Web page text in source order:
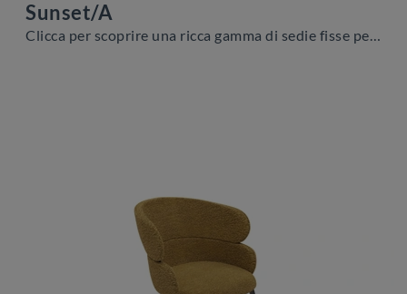
Sunset/A
Clicca per scoprire una ricca gamma di sedie fisse per stanze moderne: il modello Sunset/A di Zamagna ti aspetta!